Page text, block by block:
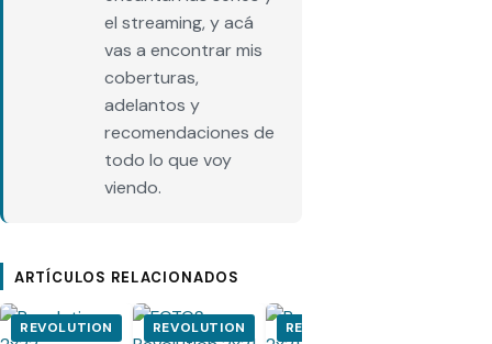
el streaming, y acá
vas a encontrar mis
coberturas,
adelantos y
recomendaciones de
todo lo que voy
viendo.
ARTÍCULOS RELACIONADOS
REVOLUTION REVOLUTION REVOLUTION